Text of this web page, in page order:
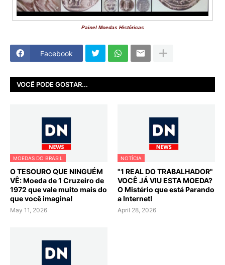
Painel Moedas Históricas
Facebook
VOCÊ PODE GOSTAR...
MOEDAS DO BRASIL
O TESOURO QUE NINGUÉM
VÊ: Moeda de 1 Cruzeiro de
1972 que vale muito mais do
que você imagina!
May 11, 2026
NOTÍCIA
"1 REAL DO TRABALHADOR"
VOCÊ JÁ VIU ESTA MOEDA?
O Mistério que está Parando
a Internet!
April 28, 2026